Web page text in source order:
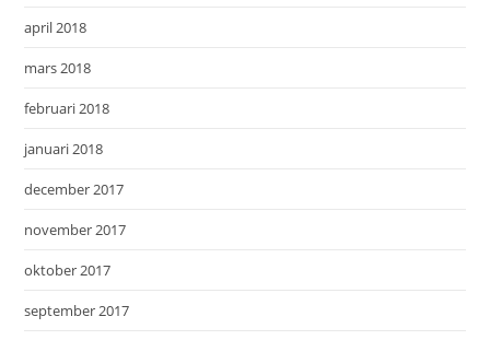
april 2018
mars 2018
februari 2018
januari 2018
december 2017
november 2017
oktober 2017
september 2017